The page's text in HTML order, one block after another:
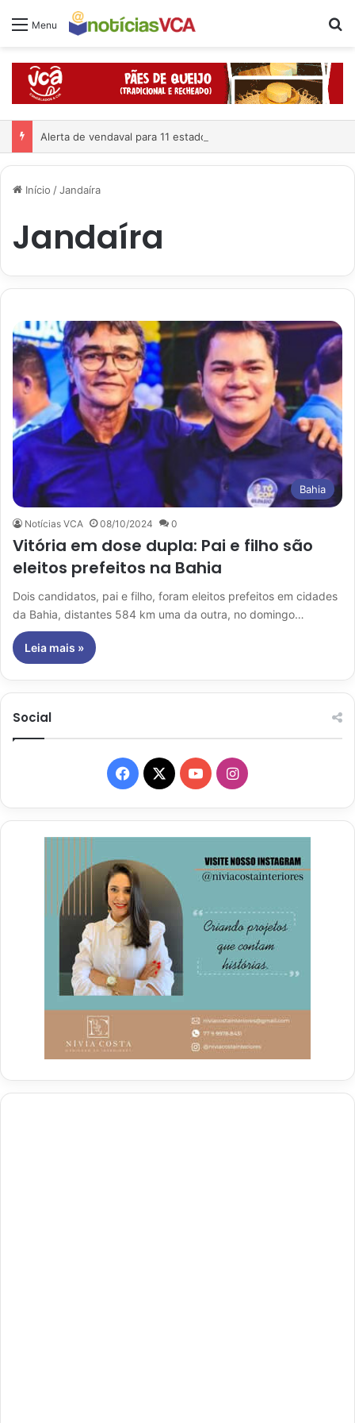
Menu
Início /Jandaíra
Jandaíra
Bahia
Notícias VCA 08/10/2024 0
Vitória em dose dupla: Pai e filho são
eleitos prefeitos na Bahia
Dois candidatos, pai e filho, foram eleitos prefeitos em cidades
da Bahia, distantes 584 km uma da outra, no domingo…
Leia mais »
Social
Facebook
X YouTubeInstagram